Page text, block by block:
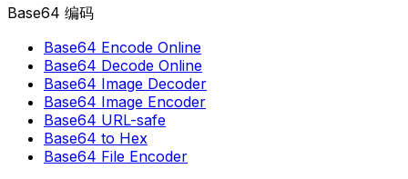
Base64 编码
Base64 Encode Online
Base64 Decode Online
Base64 Image Decoder
Base64 Image Encoder
Base64 URL-safe
Base64 to Hex
Base64 File Encoder